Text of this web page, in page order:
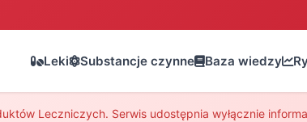
Leki Substancje czynne Baza wiedzy
Leczniczych. Serwis udostępnia wyłącznie